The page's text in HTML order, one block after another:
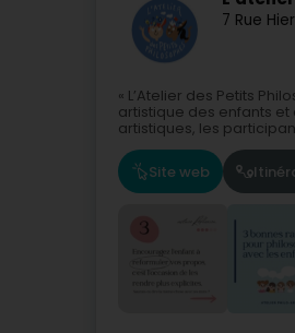
7 Rue
« L’Atelier des Petits
artistique des enfants
artistiques, les
Site web